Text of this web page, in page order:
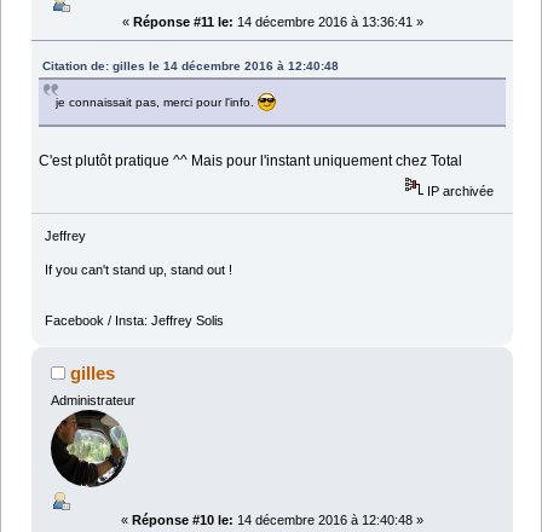
« Réponse #11 le: 14 décembre 2016 à 13:36:41 »
Citation de: gilles le 14 décembre 2016 à 12:40:48
je connaissait pas, merci pour l'info.
C'est plutôt pratique ^^ Mais pour l'instant uniquement chez Total
IP archivée
Jeffrey
If you can't stand up, stand out !
Facebook / Insta: Jeffrey Solis
gilles
Administrateur
« Réponse #10 le: 14 décembre 2016 à 12:40:48 »